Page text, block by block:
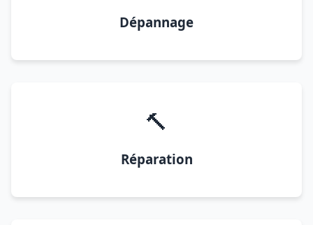
Dépannage
🔨
Réparation